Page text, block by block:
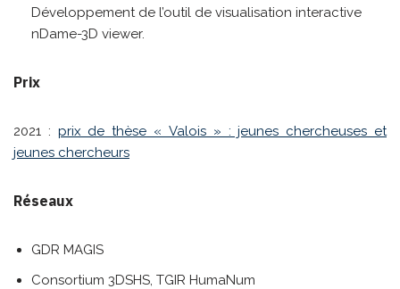
Développement de l’outil de visualisation interactive
nDame-3D viewer.
Prix
2021 : prix de thèse « Valois » : jeunes chercheuses et
jeunes chercheurs
Réseaux
GDR MAGIS
Consortium 3DSHS, TGIR HumaNum